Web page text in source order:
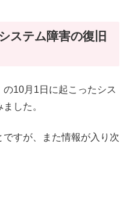
ステム障害の復旧
10月1日に起こったシス
した。
すが、また情報が入り次